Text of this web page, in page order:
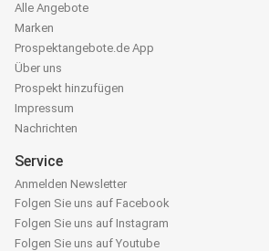
Alle Angebote
Marken
Prospektangebote.de App
Über uns
Prospekt hinzufügen
Impressum
Nachrichten
Service
Anmelden Newsletter
Folgen Sie uns auf Facebook
Folgen Sie uns auf Instagram
Folgen Sie uns auf Youtube